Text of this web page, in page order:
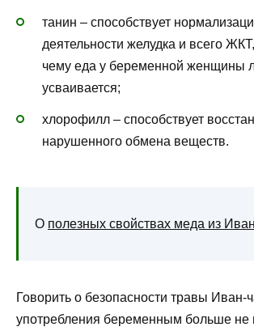
танин – способствует
деятельности желудка и всего
чему еда у беременной женщины
усваивается;
хлорофилл – способствует
нарушенного обмена веществ.
О полезных свойствах меда из
Говорить о безопасности травы Иван-
употребления беременным больше не